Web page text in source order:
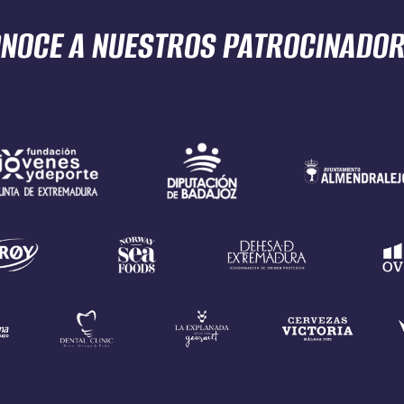
A NUESTROS